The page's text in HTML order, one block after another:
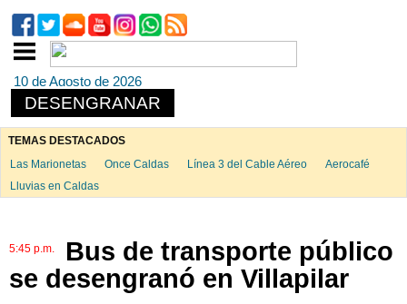
10 de Agosto de 2026
DESENGRANAR
TEMAS DESTACADOS
Las Marionetas
Once Caldas Línea 3 del Cable Aéreo
Aerocafé
Lluvias en Caldas
5:45 p.m.
Bus de transporte público
se desengranó en Villapilar